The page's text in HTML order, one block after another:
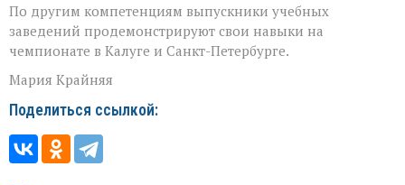
По другим компетенциям выпускники учебных
заведений продемонстрируют свои навыки на
чемпионате в Калуге и Санкт-Петербурге.
Мария Крайняя
Поделиться ссылкой: